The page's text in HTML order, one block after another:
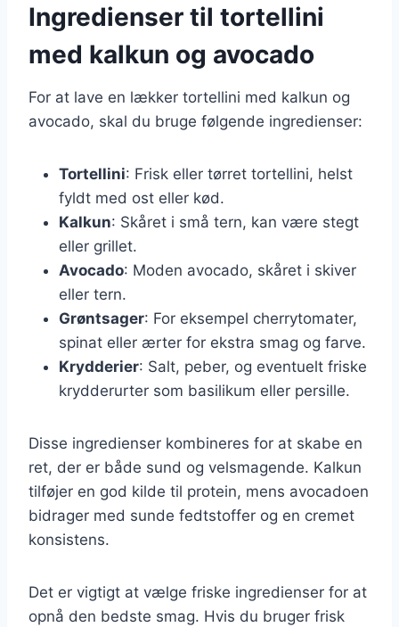
Ingredienser til tortellini
med kalkun og avocado
For at lave en lækker tortellini med kalkun og
avocado, skal du bruge følgende ingredienser:
Tortellini: Frisk eller tørret tortellini, helst
fyldt med ost eller kød.
Kalkun: Skåret i små tern, kan være stegt
eller grillet.
Avocado: Moden avocado, skåret i skiver
eller tern.
Grøntsager: For eksempel cherrytomater,
spinat eller ærter for ekstra smag og farve.
Krydderier: Salt, peber, og eventuelt friske
krydderurter som basilikum eller persille.
Disse ingredienser kombineres for at skabe en
ret, der er både sund og velsmagende. Kalkun
tilføjer en god kilde til protein, mens avocadoen
bidrager med sunde fedtstoffer og en cremet
konsistens.
Det er vigtigt at vælge friske ingredienser for at
opnå den bedste smag. Hvis du bruger frisk